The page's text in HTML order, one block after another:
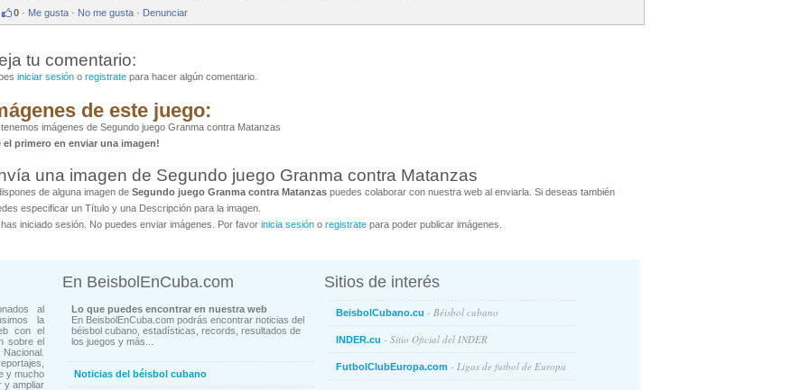
0 · Me gusta · No me gusta · Denunciar
tu comentario:
iniciar sesión o registrate para hacer algún comentario.
de este juego:
tenemos imágenes de Segundo juego Granma contra Matanzas
el primero en enviar una imagen!
una imagen de Segundo juego Granma contra Matanzas
de alguna imagen de Segundo juego Granma contra Matanzas puedes colaborar con nuestra web al enviarla. Si deseas también
especificar un Título y una Descripción para la imagen.
has iniciado sesión. No puedes enviar imágenes. Por favor inicia sesión o registrate para poder publicar imágenes.
al
la
con el
sobre el
y mucho
y ampliar
En BeisbolEnCuba.com
Lo que puedes encontrar en nuestra web
En BeisbolEnCuba.com podrás encontrar noticias del
béisbol cubano, estadísticas, records, resultados de
los juegos y más...
Noticias del béisbol cubano
Sitios de interés
BeisbolCubano.cu - Béisbol cubano
INDER.cu - Sitio Oficial del INDER
FutbolClubEuropa.com - Ligas de futbol de Europa